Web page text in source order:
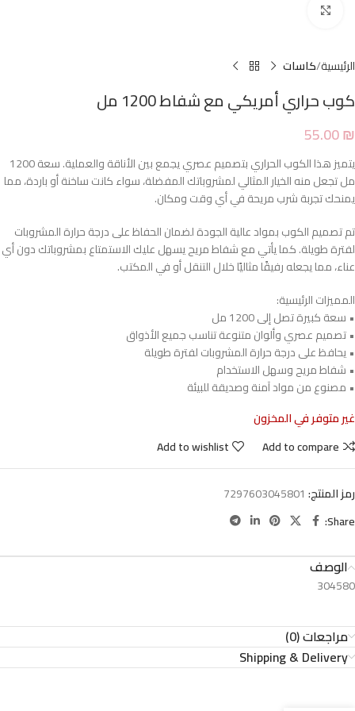
الرئيسية كاسات
كوب حراري أمريكي مع شفاط 1200 مل
55.00₪
يتميز هذا الكوب الحراري بتصميم عصري يجمع بين الأناقة والعملية. سعة 1200
مل تجعل منه الخيار المثالي لمشروباتك المفضلة، سواء كانت ساخنة أو باردة، مما
يمنحك تجربة شرب مريحة في أي وقت ومكان.
تم تصميم الكوب بمواد عالية الجودة لضمان الحفاظ على درجة حرارة المشروبات
لفترة طويلة. كما يأتي مع شفاط مريح يسهل عليك الاستمتاع بمشروباتك دون أي
عناء، مما يجعله رفيقًا مثاليًا خلال التنقل أو في المكتب.
المميزات الرئيسية:
• سعة كبيرة تصل إلى 1200 مل
• تصميم عصري وألوان متنوعة تناسب جميع الأذواق
• يحافظ على درجة حرارة المشروبات لفترة طويلة
• شفاط مريح وسهل الاستخدام
• مصنوع من مواد آمنة وصديقة للبيئة
غير متوفر في المخزون
Add to compare
Add to wishlist
رمز المنتج: 7297603045801
Share:
الوصف
304580
مراجعات (0)
Shipping & Delivery